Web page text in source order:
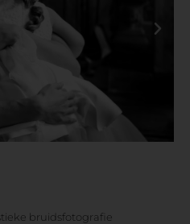
bruidsfotografie